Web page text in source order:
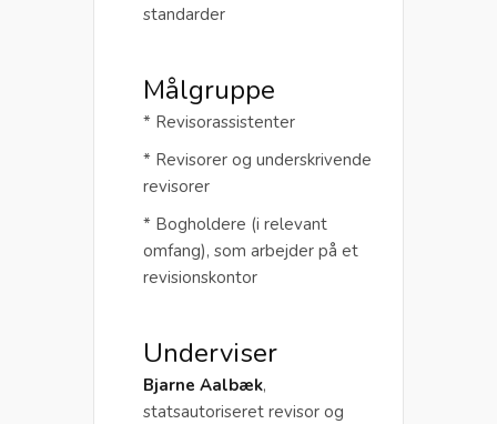
standarder
Målgruppe
* Revisorassistenter
* Revisorer og underskrivende
revisorer
* Bogholdere (i relevant
omfang), som arbejder på et
revisionskontor
Underviser
Bjarne Aalbæk,
statsautoriseret revisor og